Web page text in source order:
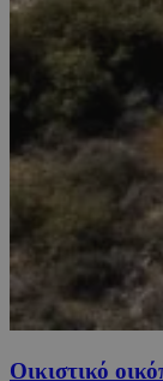
Οικιστικό